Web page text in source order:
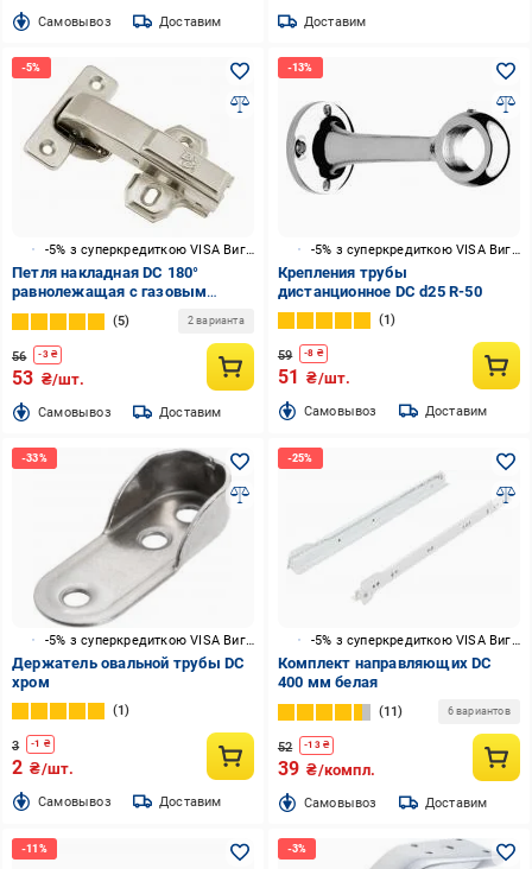
Cамовывоз Доставим Доставим
-5% з суперкредиткою VISA Вигода
Петля накладная DC 180°
равнолежащая с газовым
амортизатором доводчиком
5 2 варианта
56 -3₴
53 ₴/шт.
Cамовывоз Доставим
Крепления трубы
дистанционное DC d25 R-50
1
59 -8 ₴
51 ₴/шт.
Cамовывоз Доставим
-5% з суперкредиткою VISA Вигода
Держатель овальной трубы DC
хром
1
3 -1 ₴
2 ₴/шт.
Cамовывоз Доставим
Комплект направляющих DC
400 мм белая
11 6 вариантов
52 -13₴
39 ₴/компл.
Cамовывоз Доставим